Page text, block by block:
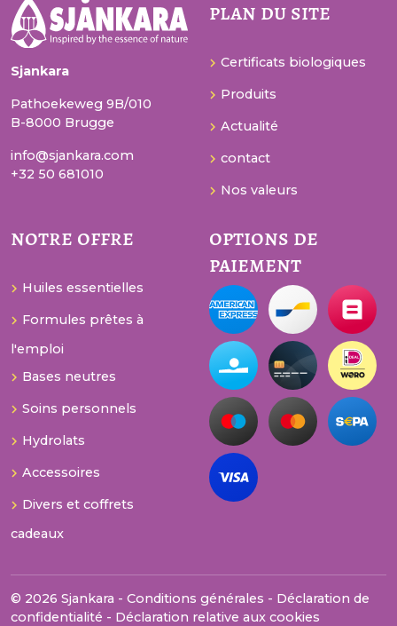
Sjankara
Pathoekeweg 9B/010
B-8000 Brugge
info@sjankara.com
+32 50 681010
plan du site
Certificats biologiques
Produits
Actualité
contact
Nos valeurs
notre offre
Huiles essentielles
Formules prêtes à
l'emploi
Bases neutres
Soins personnels
Hydrolats
Accessoires
Divers et coffrets
cadeaux
options de
paiement
© 2026 Sjankara - Conditions générales - Déclaration de
confidentialité - Déclaration relative aux cookies